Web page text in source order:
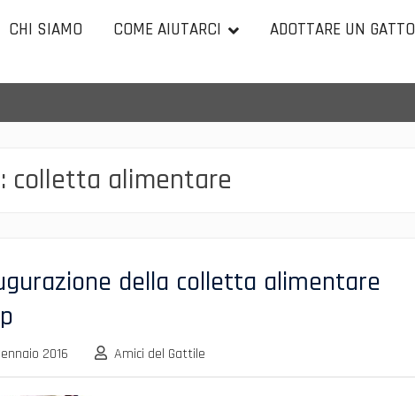
CHI SIAMO COME AIUTARCI ADOTTARE UN GATTO
colletta alimentare
della colletta alimentare
2016 Amici del Gattile